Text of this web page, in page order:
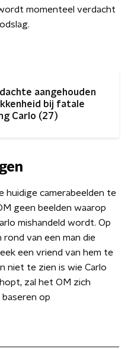
momenteel verdacht
aangehouden
bij fatale
Carlo (27)
huidige camerabeelden te
geen beelden waarop
mishandeld wordt. Op
rond van een man die
een vriend van hem te
niet te zien is wie Carlo
zal het OM zich
op